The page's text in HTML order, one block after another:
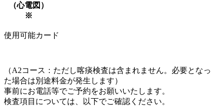
（心電図）
※
使用可能カード
（A2コース：ただし喀痰検査は含まれません。必要となっ
た場合は別途料金が発生します）
事前にお電話等でご予約をお願いいたします。
検査項目については、以下でご確認ください。